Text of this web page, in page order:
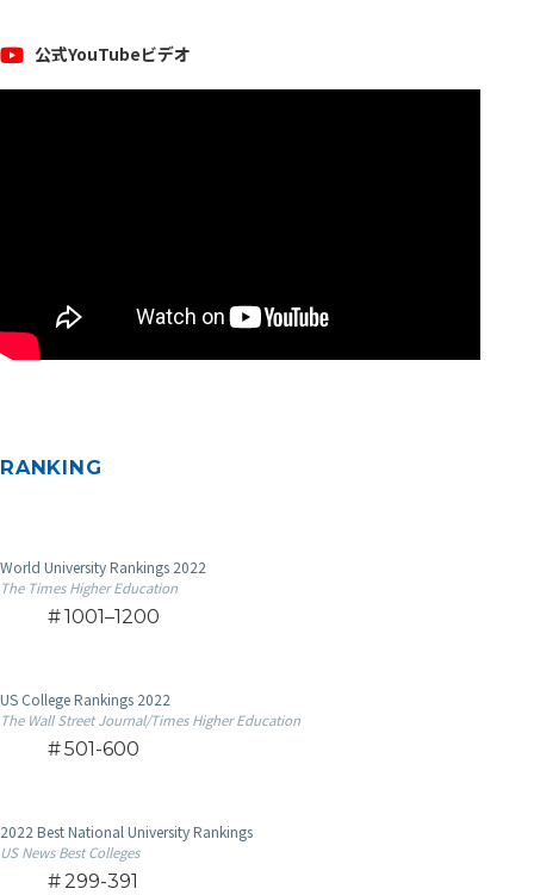
公式YouTubeビデオ
RANKING
World University Rankings 2022
The Times Higher Education
1001–1200
US College Rankings 2022
The Wall Street Journal/Times Higher Education
501-600
2022 Best National University Rankings
US News Best Colleges
299-391